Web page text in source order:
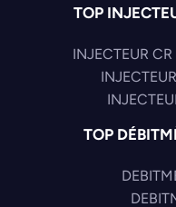
TOP
INJECTEUR
TOP